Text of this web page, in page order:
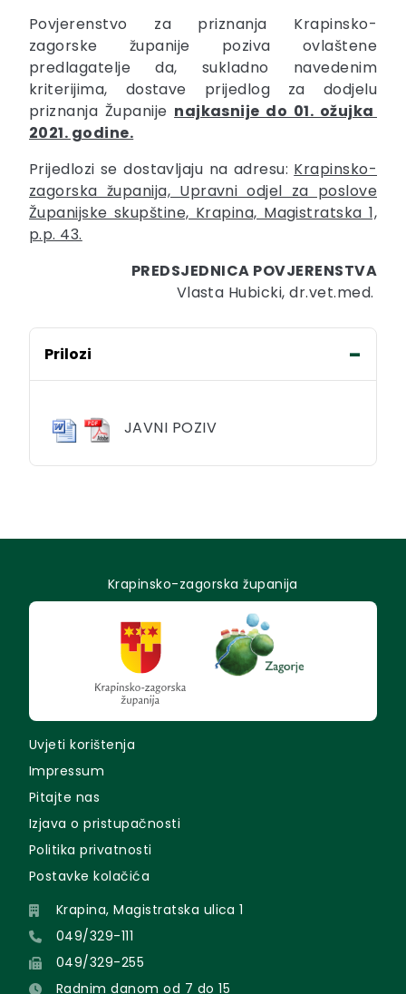
Povjerenstvo za priznanja Krapinsko-
zagorske županije poziva ovlaštene
predlagatelje da, sukladno navedenim
kriterijima, dostave prijedlog za dodjelu
priznanja Županije najkasnije do 01. ožujka
2021. godine.
Prijedlozi se dostavljaju na adresu: Krapinsko-
zagorska županija, Upravni odjel za poslove
Županijske skupštine, Krapina, Magistratska 1,
p.p. 43.
PREDSJEDNICA POVJERENSTVA
Vlasta Hubicki, dr.vet.med.
Prilozi
JAVNI POZIV
Krapinsko-zagorska županija
Uvjeti korištenja
Impressum
Pitajte nas
Izjava o pristupačnosti
Politika privatnosti
Postavke kolačića
Krapina, Magistratska ulica 1
049/329-111
049/329-255
Radnim danom od 7 do 15